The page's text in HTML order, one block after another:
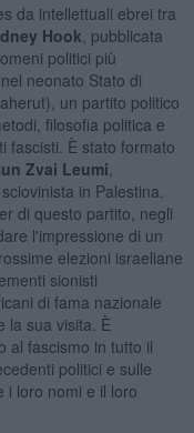
da intellettuali ebrei tra
Hook , pubblicata
politici più
neonato Stato di
un partito politico
filosofia politica e
fascisti. È stato formato
Zvai Leumi
in Palestina.
di questo partito, negli
l'impressione di un
elezioni israeliane
sionisti
di fama nazionale
la sua visita. È
al fascismo in tutto il
politici e sulle
i loro nomi e il loro